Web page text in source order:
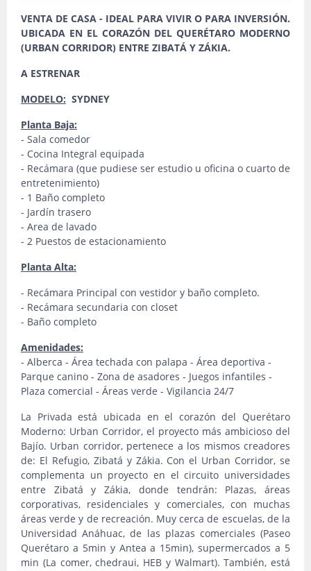
VENTA DE CASA - IDEAL PARA VIVIR O PARA INVERSIÓN.
UBICADA EN EL CORAZÓN DEL QUERÉTARO MODERNO
(URBAN CORRIDOR) ENTRE ZIBATÁ Y ZÁKIA.
A ESTRENAR
MODELO: SYDNEY
Planta Baja:
- Sala comedor
- Cocina Integral equipada
- Recámara (que pudiese ser estudio u oficina o cuarto de
entretenimiento)
- 1 Baño completo
- Jardín trasero
- Area de lavado
- 2 Puestos de estacionamiento
Planta Alta:
- Recámara Principal con vestidor y baño completo.
- Recámara secundaria con closet
- Baño completo
Amenidades:
- Alberca - Área techada con palapa - Área deportiva -
Parque canino - Zona de asadores - Juegos infantiles -
Plaza comercial - Áreas verde - Vigilancia 24/7
La Privada está ubicada en el corazón del Querétaro
Moderno: Urban Corridor, el proyecto más ambicioso del
Bajío. Urban corridor, pertenece a los mismos creadores
de: El Refugio, Zibatá y Zákia. Con el Urban Corridor, se
complementa un proyecto en el circuito universidades
entre Zibatá y Zákia, donde tendrán: Plazas, áreas
corporativas, residenciales y comerciales, con muchas
áreas verde y de recreación. Muy cerca de escuelas, de la
Universidad Anáhuac, de las plazas comerciales (Paseo
Querétaro a 5min y Antea a 15min), supermercados a 5
min (La comer, chedraui, HEB y Walmart). También, está